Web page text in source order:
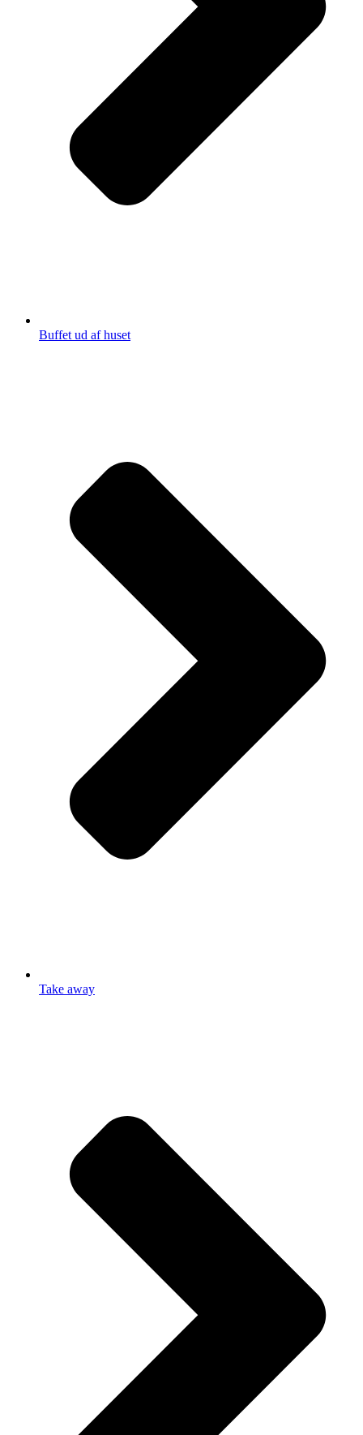
Buffet ud af huset
Take away